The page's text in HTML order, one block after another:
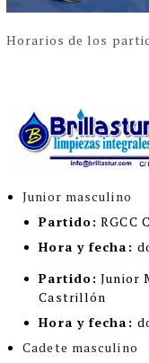
Horarios de los
Junior masculino
Partido: RGCC
Hora y fecha:
Partido: Junior
Castrillón
Hora y fecha:
Cadete masculino